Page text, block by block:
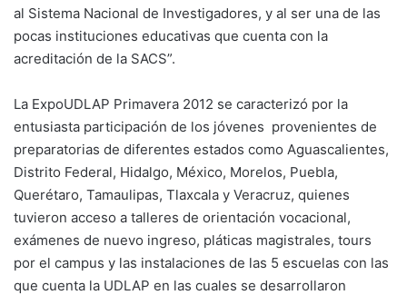
al Sistema Nacional de Investigadores, y al ser una de las
pocas instituciones educativas que cuenta con la
acreditación de la SACS”.
La ExpoUDLAP Primavera 2012 se caracterizó por la
entusiasta participación de los jóvenes provenientes de
preparatorias de diferentes estados como Aguascalientes,
Distrito Federal, Hidalgo, México, Morelos, Puebla,
Querétaro, Tamaulipas, Tlaxcala y Veracruz, quienes
tuvieron acceso a talleres de orientación vocacional,
exámenes de nuevo ingreso, pláticas magistrales, tours
por el campus y las instalaciones de las 5 escuelas con las
que cuenta la UDLAP en las cuales se desarrollaron